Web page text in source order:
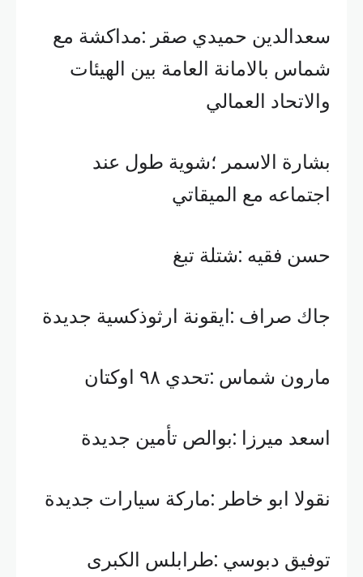
سعدالدين حميدي صقر :مداكشة مع
شماس بالامانة العامة بين الهيئات
والاتحاد العمالي
بشارة الاسمر ؛شوية طول عند
اجتماعه مع الميقاتي
حسن فقيه :شتلة تبغ
جاك صراف :ايقونة ارثوذكسية جديدة
مارون شماس :تحدي ٩٨ اوكتان
اسعد ميرزا :بوالص تأمين جديدة
نقولا ابو خاطر :ماركة سيارات جديدة
توفيق دبوسي :طرابلس الكبرى